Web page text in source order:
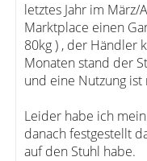
letztes Jahr im
Marktplace einen
80kg ) , der Händler
Monaten stand der
und eine Nutzung
Leider habe ich
danach festgestellt
auf den Stuhl habe.